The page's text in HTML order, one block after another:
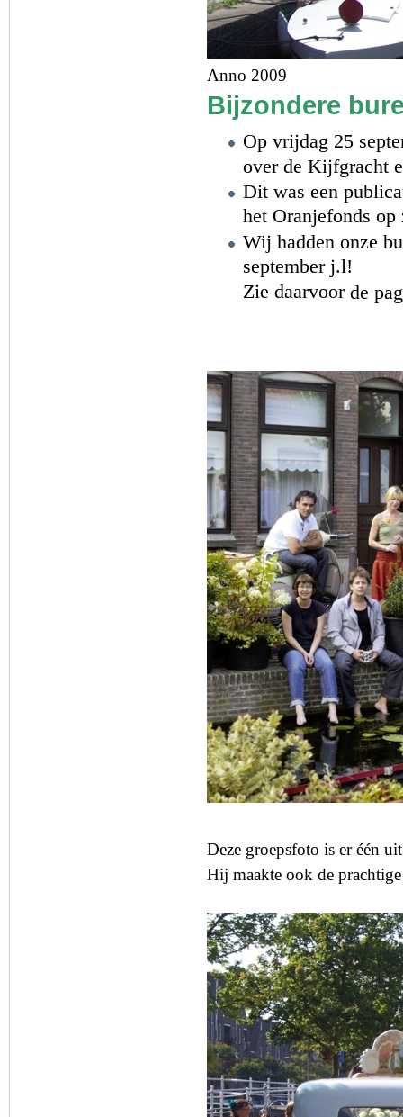
Anno 2009
Bijzondere
Op vrijdag 25
over de Kijfgracht
Dit was een
het Oranjefonds op
Wij hadden onze
september j.l!
Zie daarvoor de
Deze groepsfoto is er één
Hij maakte ook de